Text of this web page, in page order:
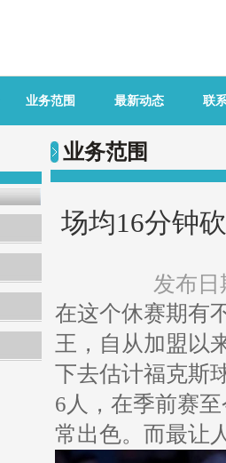
业务范围 最新动态 联
业务范围
场均16分钟
发布
在这个休赛期有
王，自从加盟以
下去估计福克斯
6人，在季前赛
常出色。而最让